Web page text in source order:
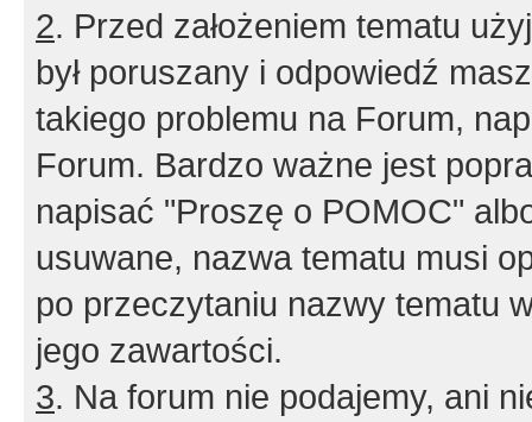
2. Przed założeniem tematu
był poruszany i odpowiedź
takiego problemu na Forum,
Forum. Bardzo ważne jest
napisać "Proszę o POMOC"
usuwane, nazwa tematu musi
po przeczytaniu nazwy tematu
jego zawartości.
3. Na forum nie podajemy, ani